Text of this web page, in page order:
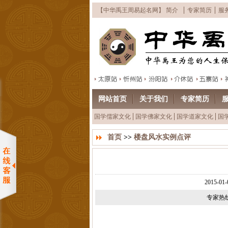
【中华禹王周易起名网】 简介 专家简历 服
网站首页 关于我们 专家简历
国学儒家文化 国学佛家文化 国学道家文化 国
首页 >>楼盘风水实例点评
2015-
专家热